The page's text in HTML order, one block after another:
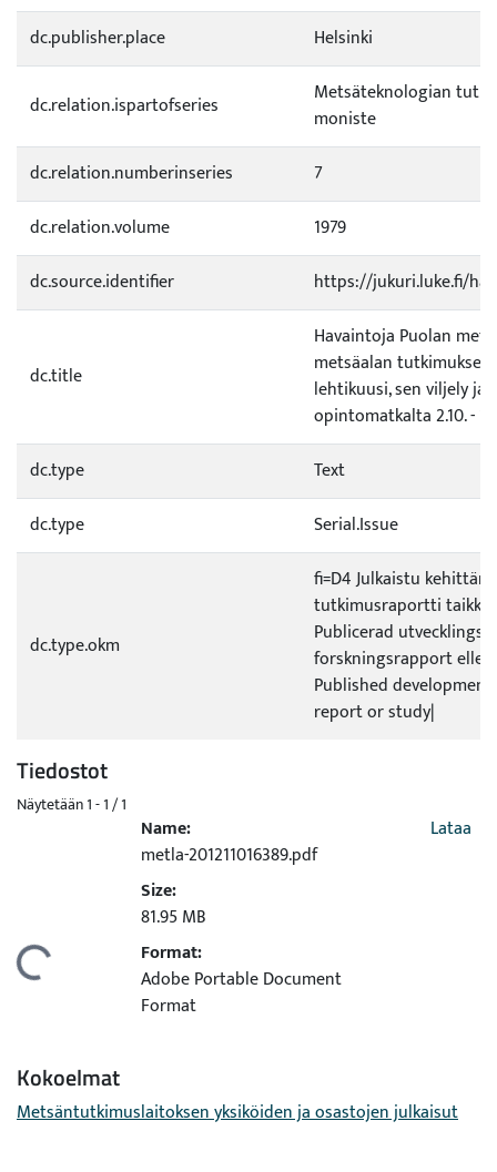
dc.publisher.place
Helsinki
dc.relation.ispartofseries
Metsäteknologian
moniste
dc.relation.numberinseries
7
dc.relation.volume
1979
dc.source.identifier
https://jukuri.luke.fi/
dc.title
Havaintoja Puolan
metsäalan
lehtikuusi, sen viljely ja
opintomatkalta 2.10. -
dc.type
Text
dc.type
Serial.Issue
dc.type.okm
fi=D4 Julkaistu
tutkimusraportti taikka
Publicerad utvecklings-
forskningsrapport eller
Published
report or study|
Tiedostot
Näytetään1 - 1 / 1
Ladataan...
Name:
metla-201211016389.pdf
Size:
81.95 MB
Format:
Adobe Portable Document
Format
Lataa
Kokoelmat
Metsäntutkimuslaitoksen yksiköiden ja osastojen julkaisut